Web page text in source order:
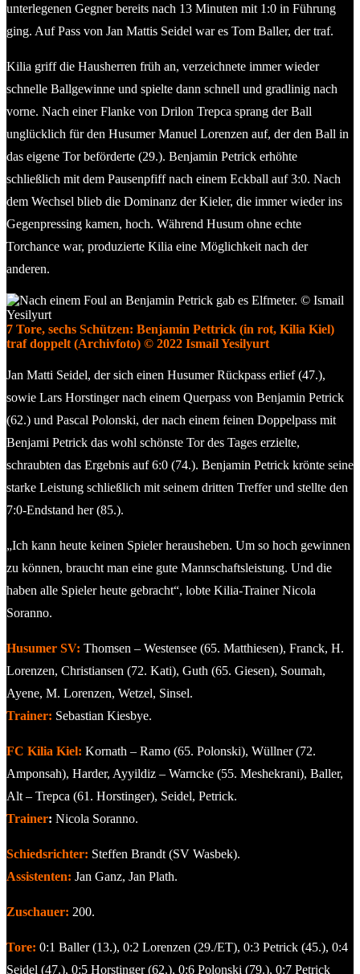
unterlegenen Gegner bereits nach 13 Minuten mit 1:0 in Führung
ging. Auf Pass von Jan Mattis Seidel war es Tom Baller, der traf.
Kilia griff die Hausherren früh an, verzeichnete immer wieder
schnelle Ballgewinne und spielte dann schnell und gradlinig nach
vorne. Nach einer Flanke von Drilon Trepca sprang der Ball
unglücklich für den Husumer Manuel Lorenzen auf, der den Ball in
das eigene Tor beförderte (29.). Benjamin Petrick erhöhte
schließlich mit dem Pausenpfiff nach einem Eckball auf 3:0. Nach
dem Wechsel blieb die Dominanz der Kieler, die immer wieder ins
Gegenpressing kamen, hoch. Während Husum ohne echte
Torchance war, produzierte Kilia eine Möglichkeit nach der
anderen.
7 Tore, sechs Schützen: Benjamin Pettrick (in rot, Kilia Kiel)
traf doppelt (Archivfoto) © 2022 Ismail Yesilyurt
Jan Matti Seidel, der sich einen Husumer Rückpass erlief (47.),
sowie Lars Horstinger nach einem Querpass von Benjamin Petrick
(62.) und Pascal Polonski, der nach einem feinen Doppelpass mit
Benjami Petrick das wohl schönste Tor des Tages erzielte,
schraubten das Ergebnis auf 6:0 (74.). Benjamin Petrick krönte seine
starke Leistung schließlich mit seinem dritten Treffer und stellte den
7:0-Endstand her (85.).
„Ich kann heute keinen Spieler herausheben. Um so hoch gewinnen
zu können, braucht man eine gute Mannschaftsleistung. Und die
haben alle Spieler heute gebracht“, lobte Kilia-Trainer Nicola
Soranno.
Husumer SV: Thomsen – Westensee (65. Matthiesen), Franck, H.
Lorenzen, Christiansen (72. Kati), Guth (65. Giesen), Soumah,
Ayene, M. Lorenzen, Wetzel, Sinsel.
Trainer: Sebastian Kiesbye.
FC Kilia Kiel: Kornath – Ramo (65. Polonski), Wüllner (72.
Amponsah), Harder, Ayyildiz – Warncke (55. Meshekrani), Baller,
Alt – Trepca (61. Horstinger), Seidel, Petrick.
Trainer: Nicola Soranno.
Schiedsrichter: Steffen Brandt (SV Wasbek).
Assistenten: Jan Ganz, Jan Plath.
Zuschauer: 200.
Tore: 0:1 Baller (13.), 0:2 Lorenzen (29./ET), 0:3 Petrick (45.), 0:4
Seidel (47.), 0:5 Horstinger (62.), 0:6 Polonski (79.), 0:7 Petrick